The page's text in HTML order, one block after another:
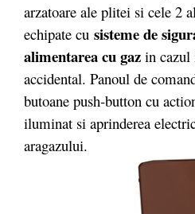
arzatoare ale plitei si cele 2
echipate cu sisteme de
alimentarea cu gaz in cazul
accidental. Panoul de
butoane push-button cu
iluminat si aprinderea
aragazului.